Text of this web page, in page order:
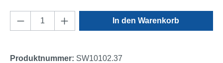
Produkt Anzahl: Gib den gewünschten
In den Warenkorb
Produktnummer: SW10102.37